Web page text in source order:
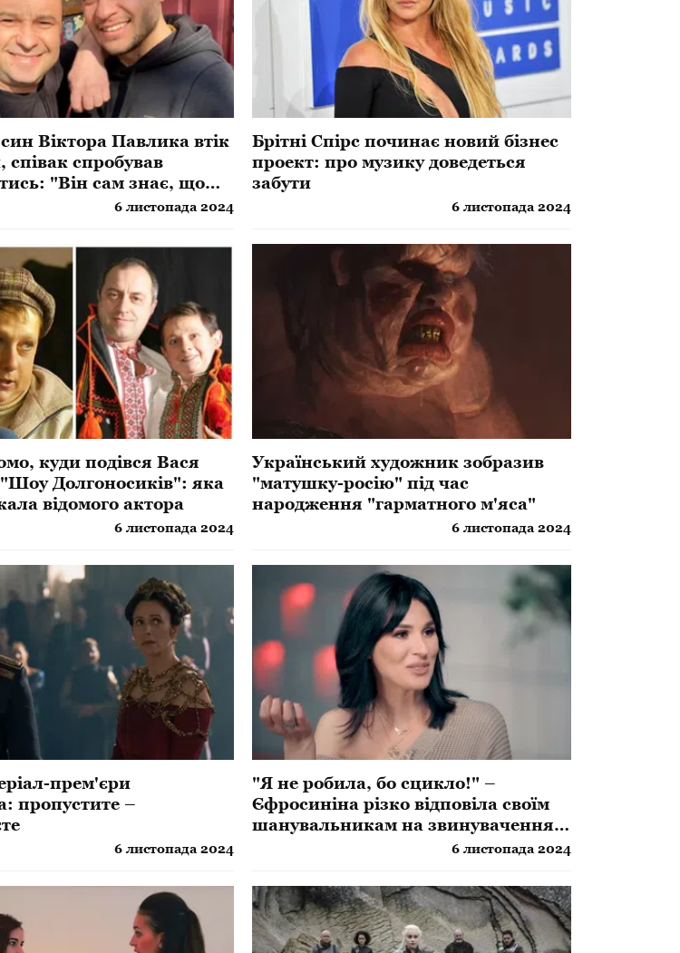
Віктора Павлика втік
співак спробував
"Він сам знає, що
6 листопада 2024
Брітні Спірс починає новий бізнес
проект: про музику доведеться
забути
6 листопада 2024
куди подівся Вася
"Шоу Долгоносиків": яка
відомого актора
6 листопада 2024
Український художник зобразив
"матушку-росію" під час
народження "гарматного м'яса"
6 листопада 2024
прем'єри
пропустите –
6 листопада 2024
"Я не робила, бо сцикло!" –
Єфросиніна різко відповіла своїм
шанувальникам на звинувачення у
використанні "Оземпіка"6 листопада 2024